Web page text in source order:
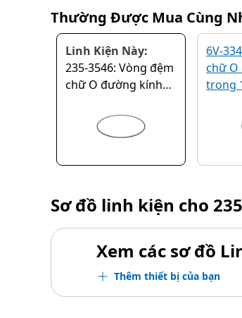
Thường Được Mua Cùng
Linh Kiện Này:
235-3546: Vòng đệm
chữ O đường kính
6V-
chữ
trong
Sơ đồ linh kiện cho
Xem các sơ đồ
Thêm thiết bị của bạn